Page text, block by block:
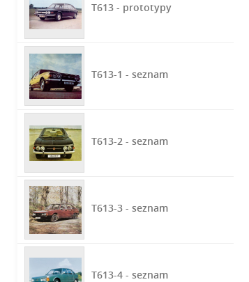
T613 - prototypy
T613-1 - seznam
T613-2 - seznam
T613-3 - seznam
T613-4 - seznam